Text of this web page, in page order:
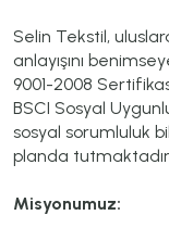
Selin Tekstil,
anlayışını
9001-2008
BSCI Sosyal
sosyal sorumluluk
planda
Misyonumuz: